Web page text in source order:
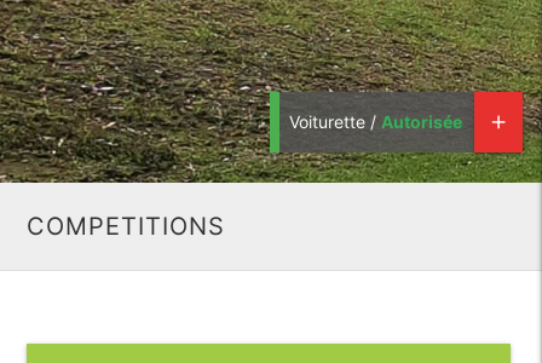
Voiturette / Autorisée add
COMPETITIONS